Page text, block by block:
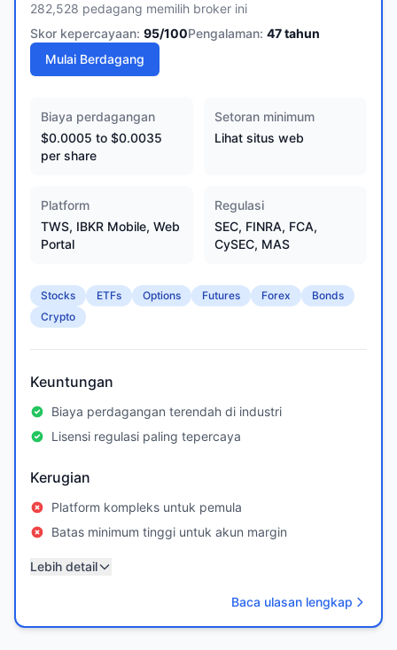
282,528 pedagang memilih broker ini
Skor kepercayaan: 95/100Pengalaman: 47tahun
Mulai Berdagang
Biaya perdagangan
$0.0005 to $0.0035
per share
Setoran minimum
Lihat situs web
Platform
TWS, IBKR Mobile, Web
Portal
Regulasi
SEC, FINRA, FCA,
CySEC, MAS
Stocks ETFs Options Futures Forex
Bonds
Crypto
Keuntungan
Biaya perdagangan terendah di industri
Lisensi regulasi paling tepercaya
Kerugian
Platform kompleks untuk pemula
Batas minimum tinggi untuk akun margin
Lebih detail
Baca ulasan lengkap